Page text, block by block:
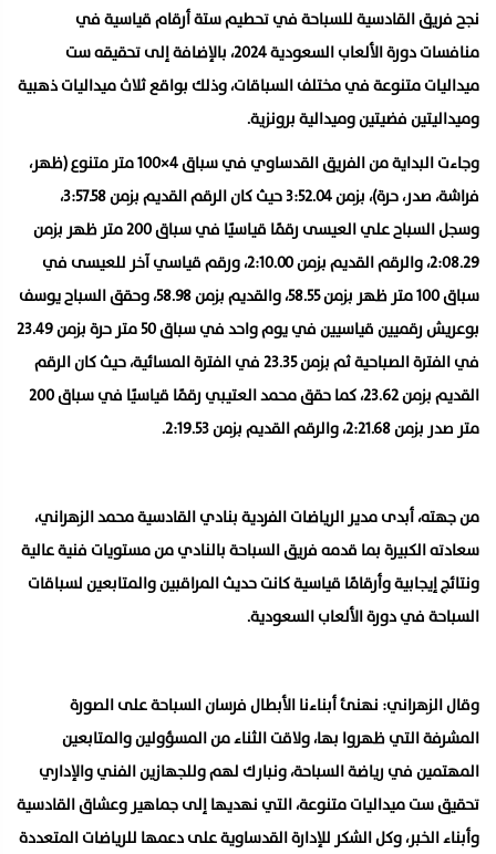
نجح فريق القادسية للسباحة في تحطيم ستة أرقام قياسية في
منافسات دورة الألعاب السعودية 2024، بالإضافة إلى تحقيقه ست
ميداليات متنوعة في مختلف السباقات، وذلك بواقع ثلاث ميداليات ذهبية
وميداليتين فضيتين وميدالية برونزية.
وجاءت البداية من الفريق القدساوي في سباق 4×100 متر متنوع (ظهر،
فراشة، صدر، حرة)، بزمن 3:52.04 حيث كان الرقم القديم بزمن 3:57.58،
وسجل السباح علي العيسى رقمًا قياسيًا في سباق 200 متر ظهر بزمن
2:08.29، والرقم القديم بزمن 2:10.00، ورقم قياسي آخر للعيسى في
سباق 100 متر ظهر بزمن 58.55، والقديم بزمن 58.98، وحقق السباح يوسف
بوعريش رقميين قياسيين في يوم واحد في سباق 50 متر حرة بزمن 23.49
في الفترة الصباحية ثم بزمن 23.35 في الفترة المسائية، حيث كان الرقم
القديم بزمن 23.62، كما حقق محمد العتيبي رقمًا قياسيًا في سباق 200
متر صدر بزمن 2:21.68، والرقم القديم بزمن 2:19.53.
من جهته، أبدى مدير الرياضات الفردية بنادي القادسية محمد الزهراني،
سعادته الكبيرة بما قدمه فريق السباحة بالنادي من مستويات فنية عالية
ونتائج إيجابية وأرقامًا قياسية كانت حديث المراقبين والمتابعين لسباقات
السباحة في دورة الألعاب السعودية.
وقال الزهراني: نهنئ أبناءنا الأبطال فرسان السباحة على الصورة
المشرفة التي ظهروا بها، ولاقت الثناء من المسؤولين والمتابعين
المهتمين في رياضة السباحة، ونبارك لهم وللجهازين الفني والإداري
تحقيق ست ميداليات متنوعة، التي نهديها إلى جماهير وعشاق القادسية
وأبناء الخبر، وكل الشكر للإدارة القدساوية على دعمها للرياضات المتعددة